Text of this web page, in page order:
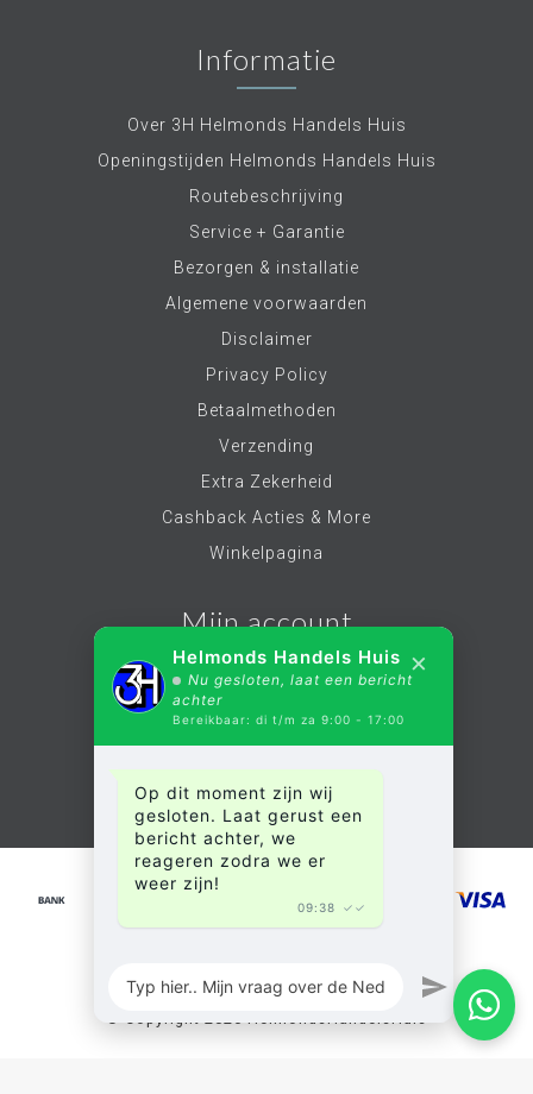
Informatie
Over 3H Helmonds Handels Huis
Openingstijden Helmonds Handels Huis
Routebeschrijving
Service + Garantie
Bezorgen & installatie
Algemene voorwaarden
Disclaimer
Privacy Policy
Betaalmethoden
Verzending
Extra Zekerheid
Cashback Acties & More
Winkelpagina
Mijn account
Account informatie
Mijn bestellingen
Alle producten
© Copyright 2026 HelmondsHandelsHuis
Helmonds Handels Huis
Nu gesloten, laat een bericht
achter
Bereikbaar: di t/m za 9:00 - 17:00
×
Op dit moment zijn wij
gesloten. Laat gerust een
bericht achter, we
reageren zodra we er
weer zijn!
09:38 ✓✓